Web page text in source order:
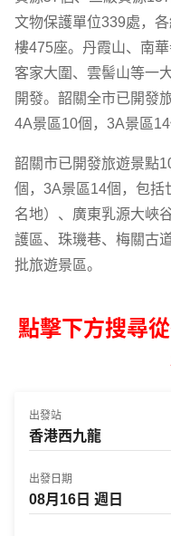
文物保護單位339處，
樓475座。丹霞山、南
客家大圍、雲髻山等一
開發。韶關全市已開發
4A景區10個，3A景區14
韶關市已開發旅遊景點
個，3A景區14個，包括
名地）、廣東乳源大峽
護區、珠璣巷、梅關古
批旅遊景區。
點擊下方搜尋
出發站
出發日期